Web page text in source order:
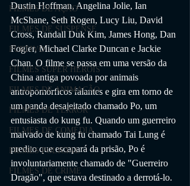
FILMES DE AÇÃO
FILMES DE SUSPENSE
FURTIVO
FILMES SUPER HERÓIS
FILMES DE ANIMAÇÃO
FILMES DE TERROR
FILMES DE COMÉDIA
FILMES POLICIAL
FILMES DE CRIME
Dustin Hoffman, Angelina Jolie, Ian
McShane, Seth Rogen, Lucy Liu, David
Cross, Randall Duk Kim, James Hong, Dan
Fogler, Michael Clarke Duncan e Jackie
Chan. O filme se passa em uma versão da
China antiga povoada por animais
antropomórficos falantes e gira em torno de
um panda desajeitado chamado Po, um
entusiasta do kung fu. Quando um guerreiro
malvado de kung fu chamado Tai Lung é
predito que escapará da prisão, Po é
involuntariamente chamado de "Guerreiro
Dragão", que estava destinado a derrotá-lo.